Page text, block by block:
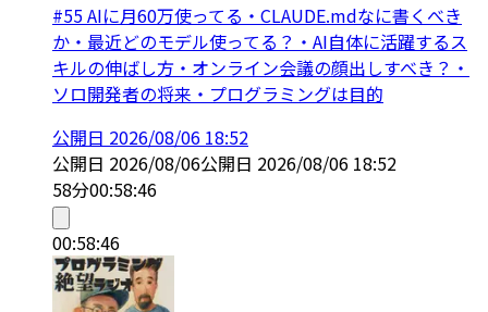
#55 AIに月60万使ってる・CLAUDE.mdなに書くべき
か・最近どのモデル使ってる？・AI自体に活躍するス
キルの伸ばし方・オンライン会議の顔出しすべき？・
ソロ開発者の将来・プログラミングは目的
公開日 2026/08/06 18:52
公開日 2026/08/06公開日 2026/08/06 18:52
58分00:58:46
00:58:46